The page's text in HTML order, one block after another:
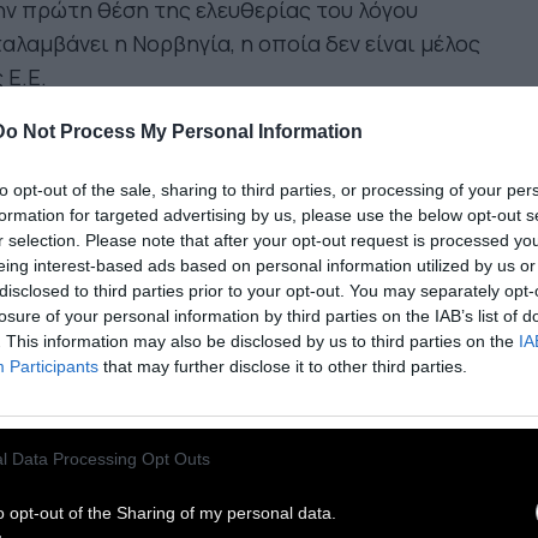
Not Process My Personal Information
opt-out of the sale, sharing to third parties, or processing of your
for targeted advertising by us, please use the below opt-out
selection. Please note that after your opt-out request is processed
interest-based ads based on personal information utilized by us
to third parties prior to your opt-out. You may separately
of your personal information by third parties on the IAB’s list of
This information may also be disclosed by us to third parties on the
Participants that may further disclose it to other third parties.
Data Processing Opt Outs
opt-out of the Sharing of my personal data.
πρώτη θέση της ελευθερίας του λόγου
η Νορβηγία, η οποία δεν είναι μέλος
Ε.Ε.
κατέχει η Δανία. Ακολουθούν η Σουηδία στην
θέση και η Ολλανδία στην πέμπτη θέση.
τις άλλες κοινοτικές χώρες, η Πορτογαλία
στη δέκατη θέση, η Γερμανία στην
και το Βέλγιο στη δωδέκατη. Στις πρώτες
βρίσκονται η Ιρλανδία, η Εσθονία, το
και η Αυστρία.
πρώτες 40 θέσεις, βρίσκονται η Λετονία, η
η Λιθουανία, η Ισπανία, η Σλοβενία, η
η Γαλλία και η Τσεχική Δημοκρατία.
(64) και την Ιαπωνία (66).